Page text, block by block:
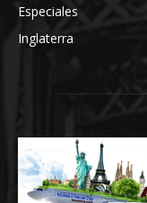
Especiales
Inglaterra